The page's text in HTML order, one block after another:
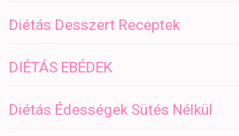
Diétás Desszert Receptek
DIÉTÁS EBÉDEK
Diétás Édességek Sütés Nélkül